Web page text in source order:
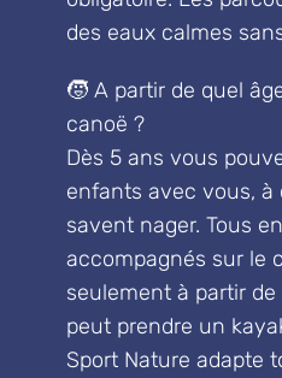
des eaux calmes
🧒 A partir de quel
canoë ?
Dès 5 ans vous
enfants avec vous, à
savent nager. Tous
accompagnés sur le
seulement à partir
peut prendre un
Sport Nature adapte